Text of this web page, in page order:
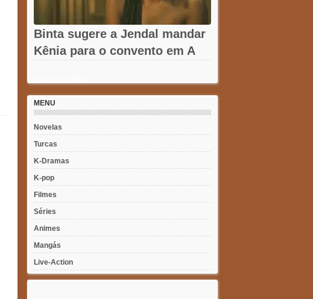
Binta sugere a Jendal mandar
Kênia para o convento em A
MENU
Novelas
Turcas
K-Dramas
K-pop
Filmes
Séries
Animes
Mangás
Live-Action